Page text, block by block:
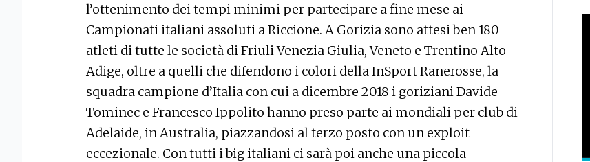
l’ottenimento dei tempi minimi per partecipare a fine mese ai
Campionati italiani assoluti a Riccione. A Gorizia sono attesi ben 180
atleti di tutte le società di Friuli Venezia Giulia, Veneto e Trentino Alto
Adige, oltre a quelli che difendono i colori della InSport Ranerosse, la
squadra campione d’Italia con cui a dicembre 2018 i goriziani Davide
Tominec e Francesco Ippolito hanno preso parte ai mondiali per club di
Adelaide, in Australia, piazzandosi al terzo posto con un exploit
eccezionale. Con tutti i big italiani ci sarà poi anche una piccola